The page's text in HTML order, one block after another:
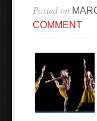
Posted on
COMMENT